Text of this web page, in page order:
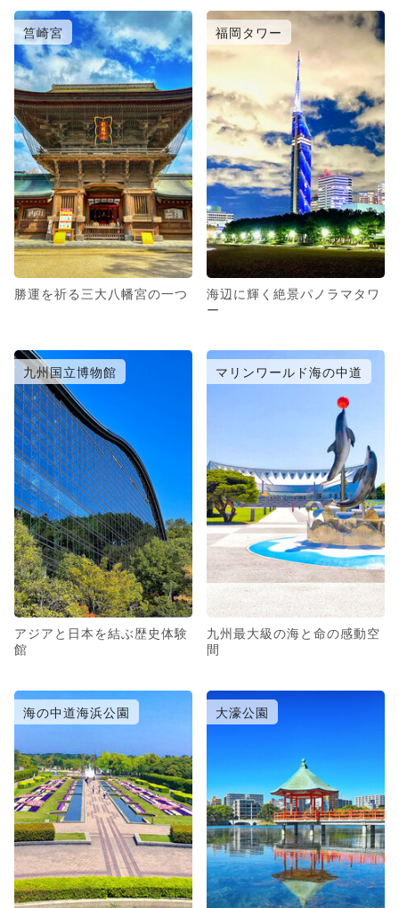
筥崎宮
勝運を祈る三大八幡宮の一つ
福岡タワー
海辺に輝く絶景パノラマタワ
ー
九州国立博物館
アジアと日本を結ぶ歴史体験
館
マリンワールド海の中道
九州最大級の海と命の感動空
間
海の中道海浜公園 大濠公園